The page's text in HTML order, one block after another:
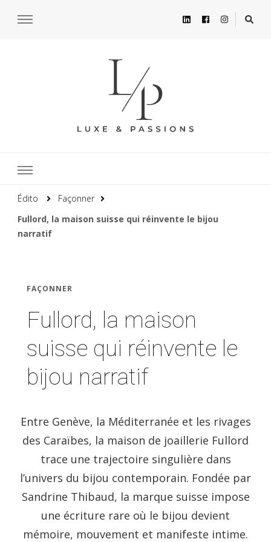
Édito
Façonner
Fullord, la maison suisse qui réinvente le bijou
narratif
FAÇONNER
Fullord, la maison
suisse qui réinvente le
bijou narratif
Entre Genève, la Méditerranée et les rivages
des Caraïbes, la maison de joaillerie Fullord
trace une trajectoire singulière dans
l’univers du bijou contemporain. Fondée par
Sandrine Thibaud, la marque suisse impose
une écriture rare où le bijou devient
mémoire, mouvement et manifeste intime.